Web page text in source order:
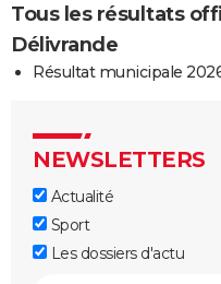
Tous les résultats
Délivrande
Résultat municipale
NEWSLETTERS
Actualité
Sport
Les dossiers d'actu